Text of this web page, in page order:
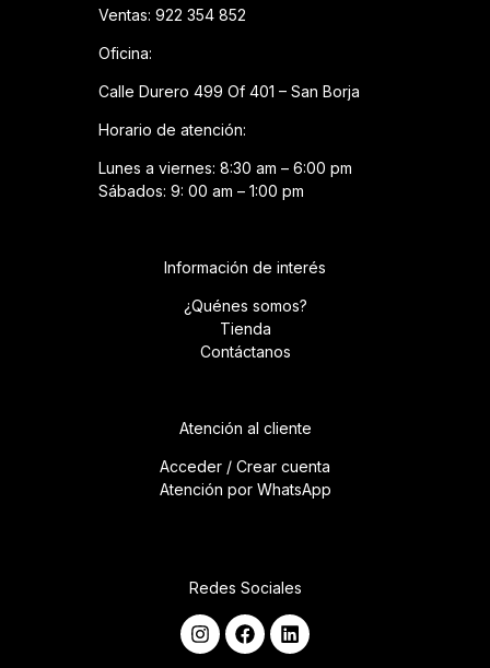
Ventas: 922 354 852
Oficina:
Calle Durero 499 Of 401 – San Borja
Horario de atención:
Lunes a viernes: 8:30 am – 6:00 pm
Sábados: 9: 00 am – 1:00 pm
Información de interés
¿Quénes somos?
Tienda
Contáctanos
Atención al cliente
Acceder / Crear cuenta
Atención por WhatsApp
Redes Sociales